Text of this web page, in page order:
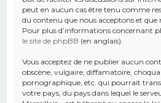
peut en aucun cas être tenu comme
du contenu que nous acceptons et que
Pour plus d’informations concernant
le site de phpBB (en anglais).
Vous acceptez de ne publier aucun
obscène, vulgaire, diffamatoire,
pornographique, etc. qui pourrait
votre pays, du pays dans lequel le